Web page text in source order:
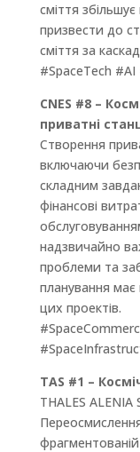
сміття
призвести до
сміття за
#SpaceTech
CNES #8 –
приватні
Створення
включаючи
складним
фінансові
надзвичайно
проблеми та
планування має
цих проектів.
TAS #1 –
THALES ALENIA